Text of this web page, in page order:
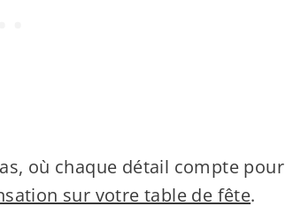
où chaque détail compte pour
sur votre table de fête.